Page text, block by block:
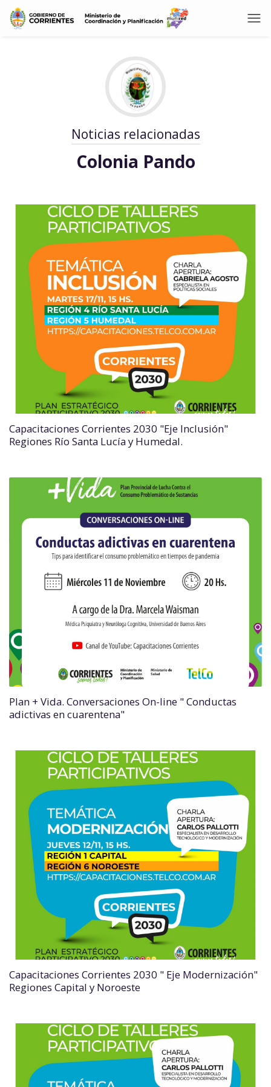
Noticias relacionadas
Colonia Pando
Capacitaciones Corrientes 2030 "Eje Inclusión"
Regiones Río Santa Lucía y Humedal.
Plan + Vida. Conversaciones On-line " Conductas
adictivas en cuarentena"
Capacitaciones Corrientes 2030 " Eje Modernización"
Regiones Capital y Noroeste